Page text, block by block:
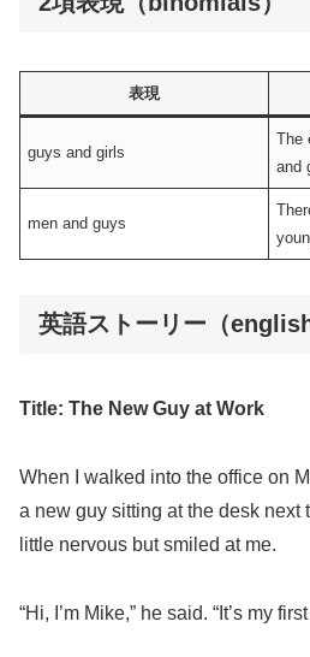
表現
guys and girls
The
and
men and guys
英語ストーリー（
Title: The New Guy at Work
When I walked into the office on
a new guy sitting at the desk next
little nervous but smiled at me.
“Hi, I’m Mike,” he said. “It’s my